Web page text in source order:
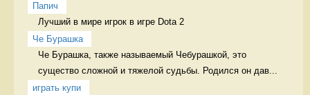
Папич
Лучший в мире игрок в игре Dota 2
Че Бурашка
Че Бурашка, также называемый Чебурашкой, это
существо сложной и тяжелой судьбы. Родился он дав...
играть купи